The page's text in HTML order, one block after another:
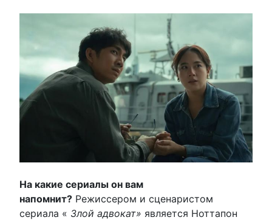
На какие сериалы он вам
напомнит? Режиссером и сценаристом
сериала « Злой адвокат» является Ноттапон